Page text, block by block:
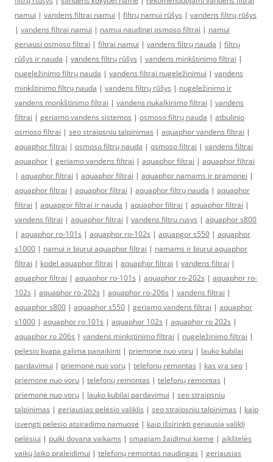
namui | vandens filtrai namui | filtrų namui rūšys | vandens filtrų rūšys
| vandens filtrai namui | namui naudingi osmoso filtrai | namui
geriausi osmoso filtrai | filtrai namui | vandens filtrų nauda | filtrų
rūšys ir nauda | vandens filtrų rūšys | vandens minkštinimo filtrai |
nugeležinimo filtrų nauda | vandens filtrai nugeležinimui | vandens
minkštinimo filtrų nauda | vandens filtrų rūšys | nugeležinimo ir
vandens monkštinimo filtrai | vandens nukalkinimo filtrai | vandens
filtrai | geriamo vandens sistemos | osmoso filtrų nauda | atbulinio
osmoso filtrai | seo straipsniu talpinimas | aquaphor vandens filtrai |
aquaphor filtrai | osmoso filtrų nauda | osmoso filtrai | vandens filtrai
aquaphor | geriamo vandens filtrai | aquaphor filtrai | aquaphor filtrai
| aquaphor filtrai | aquaphor filtrai | aquaphor namams ir pramonei |
aquaphor filtrai | aquaphor filtrai | aquaphor filtrų nauda | aquaphor
filtrai | aquapgor filtrai ir nauda | aquaphor filtrai | aquaphor filtrai |
vandens filtrai | aquaphor filtrai | vandens filtru rusys | aquaphor s800
| aquaphor ro-101s | aquaphor ro-102s | aquapgor s550 | aquaphor
s1000 | namui ir biurui aquaphor filtrai | namams ir biurui aquaphor
filtrai | kodel aquaphor filtrai | aquaphor filtrai | vandens filtrai |
aquaphor filtrai | aquaphor ro-101s | aquaphor ro-202s | aquaphor ro-
102s | aquaphor ro-202s | aquaphor ro-206s | vandens filtrai |
aquaphor s800 | aquaphor s550 | geriamo vandens filtrai | aquaphor
s1000 | aquaphor ro 101s | aquaphor 102s | aquaphor ro 202s |
aquaphor ro 206s | vandens minkstinimo filtrai | nugeležinimo filtrai |
pelesio kvapa galima panaikinti | priemone nuo voru | lauko kubilai
pardavimui | priemonė nuo vorų | telefonų remontas | kas yra seo |
priemone nuo voru | telefonų remontas | telefonų remontas |
priemonė nuo vorų | lauko kubilai pardavimui | seo straipsniu
talpinimas | geriausias pelėsio valiklis | seo straipsniu talpinimas | kaip
isvengti pelesio atsiradimo namuose | kaip išsirinkti geriausią valiklį
pelėsiui | puiki dovana vaikams | smagiam žaidimui kieme | aikštelės
vaikų laiko praleidimui | telefonų remontas naudingas | geriausias